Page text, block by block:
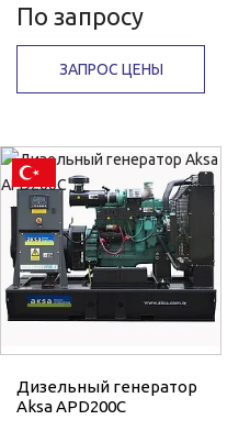
По запросу
ЗАПРОС ЦЕНЫ
Дизельный генератор
Aksa APD200C